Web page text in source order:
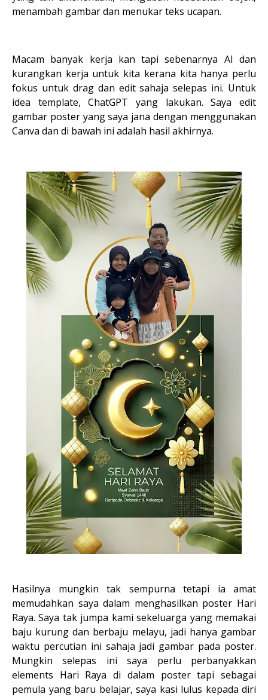
menambah gambar dan menukar teks ucapan.
Macam banyak kerja kan tapi sebenarnya AI dan
kurangkan kerja untuk kita kerana kita hanya perlu
fokus untuk drag dan edit sahaja selepas ini. Untuk
idea template, ChatGPT yang lakukan. Saya edit
gambar poster yang saya jana dengan menggunakan
Canva dan di bawah ini adalah hasil akhirnya.
Hasilnya mungkin tak sempurna tetapi ia amat
memudahkan saya dalam menghasilkan poster Hari
Raya. Saya tak jumpa kami sekeluarga yang memakai
baju kurung dan berbaju melayu, jadi hanya gambar
waktu percutian ini sahaja jadi gambar pada poster.
Mungkin selepas ini saya perlu perbanyakkan
elements Hari Raya di dalam poster tapi sebagai
pemula yang baru belajar, saya kasi lulus kepada diri